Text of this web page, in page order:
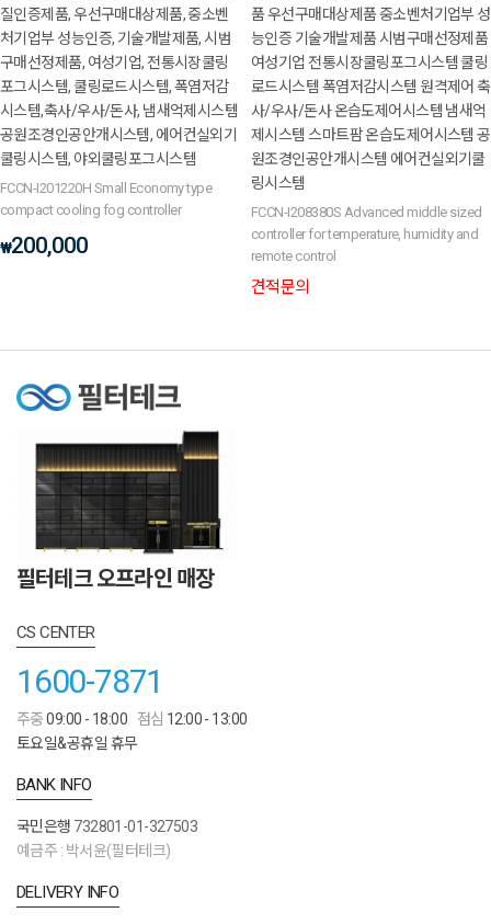
질인증제품, 우선구매대상제품, 중소벤
처기업부 성능인증, 기술개발제품, 시범
구매선정제품, 여성기업, 전통시장쿨링
포그시스템, 쿨링로드시스템, 폭염저감
시스템,축사/우사/돈사, 냄새억제시스템
공원조경인공안개시스템, 에어컨실외기
쿨링시스템, 야외쿨링포그시스템
FCCN-I201220H Small Economy type
compact cooling fog controller
₩200,000
품 우선구매대상제품 중소벤처기업부 성
능인증 기술개발제품 시범구매선정제품
여성기업 전통시장쿨링포그시스템 쿨링
로드시스템 폭염저감시스템 원격제어 축
사/우사/돈사 온습도제어시스템 냄새억
제시스템 스마트팜 온습도제어시스템 공
원조경인공안개시스템 에어컨실외기쿨
링시스템
FCCN-I208380S Advanced middle sized
controller for temperature, humidity and
remote control
견적문의
필터테크 오프라인 매장
CS CENTER
1600-7871
주중09:00 - 18:00 점심 12:00 - 13:00
토요일&공휴일 휴무
BANK INFO
국민은행 732801-01-327503
예금주 : 박서윤(필터테크)
DELIVERY INFO